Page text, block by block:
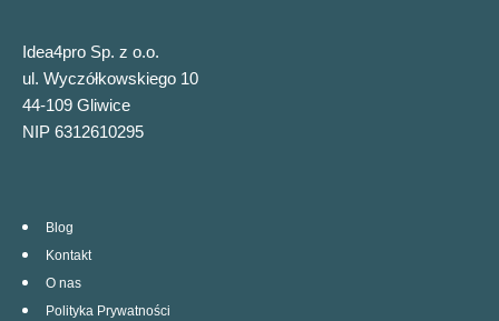
Idea4pro Sp. z o.o.
ul. Wyczółkowskiego 10
44-109 Gliwice
NIP 6312610295
Blog
Kontakt
O nas
Polityka Prywatności